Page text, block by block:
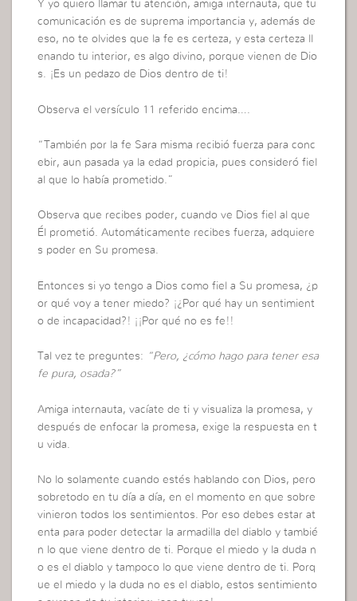
Y yo quiero llamar tu atención, amiga internauta, que tu
comunicación es de suprema importancia y, además de
eso, no te olvides que la fe es certeza, y esta certeza ll
enando tu interior, es algo divino, porque vienen de Dio
s. ¡Es un pedazo de Dios dentro de ti!
Observa el versículo 11 referido encima….
“También por la fe Sara misma recibió fuerza para conc
ebir, aun pasada ya la edad propicia, pues consideró fiel
al que lo había prometido.”
Observa que recibes poder, cuando ve Dios fiel al que
Él prometió. Automáticamente recibes fuerza, adquiere
s poder en Su promesa.
Entonces si yo tengo a Dios como fiel a Su promesa, ¿p
or qué voy a tener miedo? ¡¿Por qué hay un sentimient
o de incapacidad?! ¡¡Por qué no es fe!!
Tal vez te preguntes:
“Pero, ¿cómo hago para tener esa
fe pura, osada?”
Amiga internauta, vacíate de ti y visualiza la promesa, y
después de enfocar la promesa, exige la respuesta en t
u vida.
No lo solamente cuando estés hablando con Dios, pero
sobretodo en tu día a día, en el momento en que sobre
vinieron todos los sentimientos. Por eso debes estar at
enta para poder detectar la armadilla del diablo y tambié
n lo que viene dentro de ti. Porque el miedo y la duda n
o es el diablo y tampoco lo que viene dentro de ti. Porq
ue el miedo y la duda no es el diablo, estos sentimiento